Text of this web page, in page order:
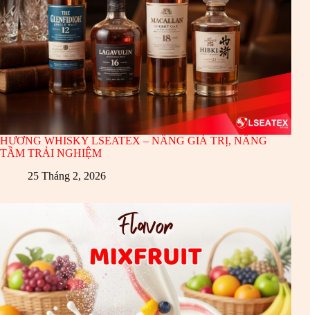
HƯƠNG WHISKY LSEATEX – NÂNG GIÁ TRỊ, NÂNG
TẦM TRẢI NGHIỆM
25 Tháng 2, 2026